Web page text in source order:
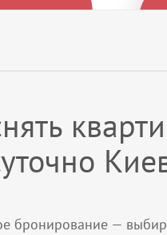
бронирование —